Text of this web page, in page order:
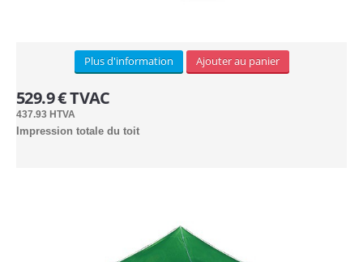
CONTACT
Plus d'information Ajouter au panier
529.9 € TVAC
437.93 HTVA
Impression totale du toit